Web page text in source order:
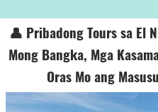
👤 Pribadong Tours sa El
Mong Bangka, Mga
Oras Mo ang